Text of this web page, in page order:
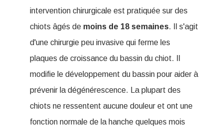
intervention chirurgicale est pratiquée sur des
chiots âgés de moins de 18 semaines. Il s'agit
d'une chirurgie peu invasive qui ferme les
plaques de croissance du bassin du chiot. Il
modifie le développement du bassin pour aider à
prévenir la dégénérescence. La plupart des
chiots ne ressentent aucune douleur et ont une
fonction normale de la hanche quelques mois